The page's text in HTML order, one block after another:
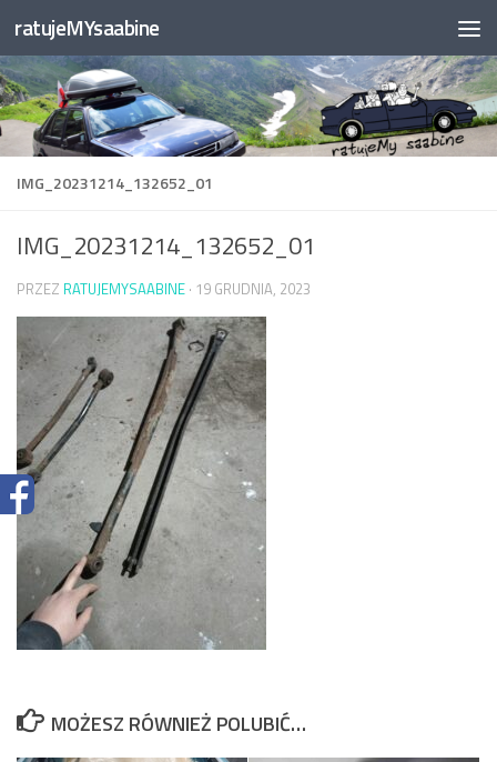
Przejdź do treści
ratujeMYsaabine
IMG_20231214_132652_01
IMG_20231214_132652_01
PRZEZ RATUJEMYSAABINE · 19 GRUDNIA, 2023
MOŻESZ RÓWNIEŻ POLUBIĆ…